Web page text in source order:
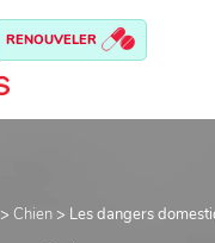
RENOUVELER
> Chien > Les dangers